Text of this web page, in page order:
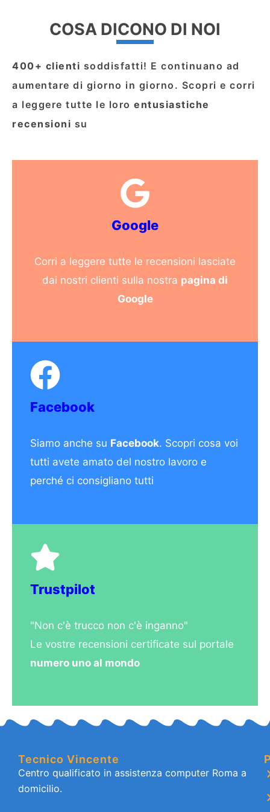
COSA DICONO DI NOI
400+ clienti soddisfatti! E continuano ad
aumentare di giorno in giorno. Scopri e corri
a leggere tutte le loro entusiastiche
recensioni su
Google
Corri a leggere tutte le recensioni lasciate
dai nostri clienti sulla nostra pagina di
Google
Facebook
Siamo anche su Facebook. Scopri cosa voi
tutti avete amato del nostro lavoro e
perché ci consigliano tutti
Trustpilot
"Non c'è trucco non c'è inganno"
Le vostre recensioni certificate sul portale
numero uno al mondo
Tecnico Vincente
Centro qualificato in assistenza computer Roma a
domicilio.